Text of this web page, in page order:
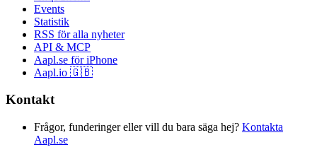
Events
Statistik
RSS för alla nyheter
API & MCP
Aapl.se för iPhone
Aapl.io 🇬🇧
Kontakt
Frågor, funderinger eller vill du bara säga hej? Kontakta
Aapl.se